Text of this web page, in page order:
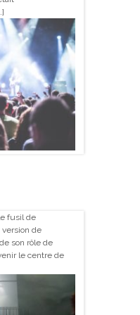
fusil de
version de
son rôle de
le centre de